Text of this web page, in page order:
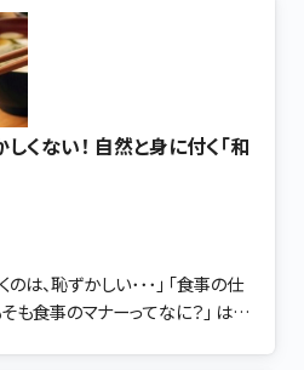
の場で「コツ」をつかめる 親
生もののスキル”を身につけま
コミュ
を過ごす
ます。 ●できるように
』 『この
レッスンだから習得できます！！
さえて、 子どもでも理解できる
指の位置は、
きます。 ● 効果的な練
っとやりたい！」を伸ばしていま
しくない！ 自然と身に付く「和
ずかしい･･･」 「食事の仕